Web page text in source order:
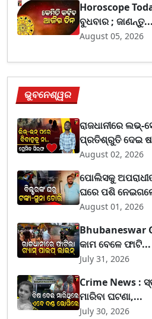
Horoscope
ବୁଧବାର ; ଜାଣନ୍ତୁ...
August 05, 2026
ଭୁବନେଶ୍ୱର
ରାଜଧାନୀରେ ଲଭ୍-
ପ୍ରତିଶ୍ରୁତି ଦେଇ
August 02, 2026
ପୋଲିସକୁ
ଘରେ ପଶି
August 01, 2026
Bhubaneswar
କାମ ବେଳେ ଫାଟି...
July 31, 2026
Crime News :
ମାରିବା ଘଟଣା,...
July 30, 2026